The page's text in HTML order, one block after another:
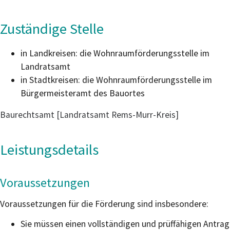
Zuständige Stelle
in Landkreisen: die Wohnraumförderungsstelle im
Landratsamt
in Stadtkreisen: die Wohnraumförderungsstelle im
Bürgermeisteramt des Bauortes
Baurechtsamt [Landratsamt Rems-Murr-Kreis]
Leistungsdetails
Voraussetzungen
Voraussetzungen für die Förderung sind insbesondere:
Sie müssen einen vollständigen und prüffähigen Antrag